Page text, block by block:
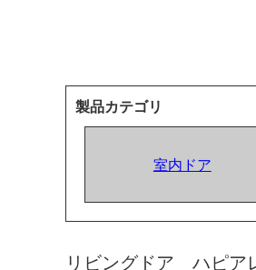
製品カテゴリ
室内ドア
リビングドア ハピ